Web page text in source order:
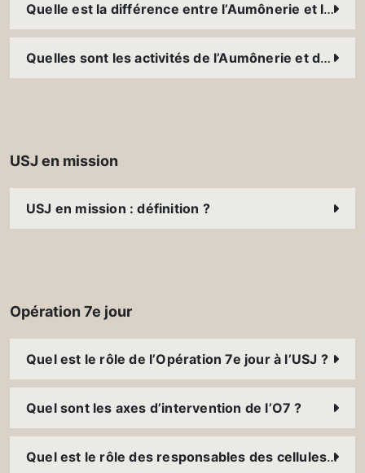
Quelle est la différence entre l’Aumônerie et la Pastorale ?
Quelles sont les activités de l’Aumônerie et de la Pastorale USJ ?
USJ en mission
USJ en mission : définition ?
Opération 7e jour
Quel est le rôle de l’Opération 7e jour à l’USJ ?
Quel sont les axes d’intervention de l’O7 ?
Quel est le rôle des responsables des cellules O7 ?